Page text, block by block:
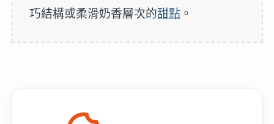
巧結構或柔滑奶香層次的甜點 。